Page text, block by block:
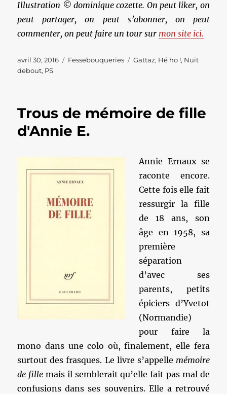
Illustration © dominique cozette. On peut liker, on
peut partager, on peut s’abonner, on peut
commenter, on peut faire un tour sur mon site ici.
Publié
le
avril 30, 2016 Catégories
Fessebouqueries Étiquettes
Gattaz, Hé ho !, Nuit
debout, PS
Trous de mémoire de fille
d'Annie E.
Annie Ernaux se
raconte encore.
Cette fois elle fait
ressurgir la fille
de 18 ans, son
âge en 1958, sa
première
séparation
d’avec ses
parents, petits
épiciers d’Yvetot
(Normandie)
pour faire la
mono dans une colo où, finalement, elle fera
surtout des frasques. Le livre s’appelle mémoire
de fille mais il semblerait qu’elle fait pas mal de
confusions dans ses souvenirs. Elle a retrouvé